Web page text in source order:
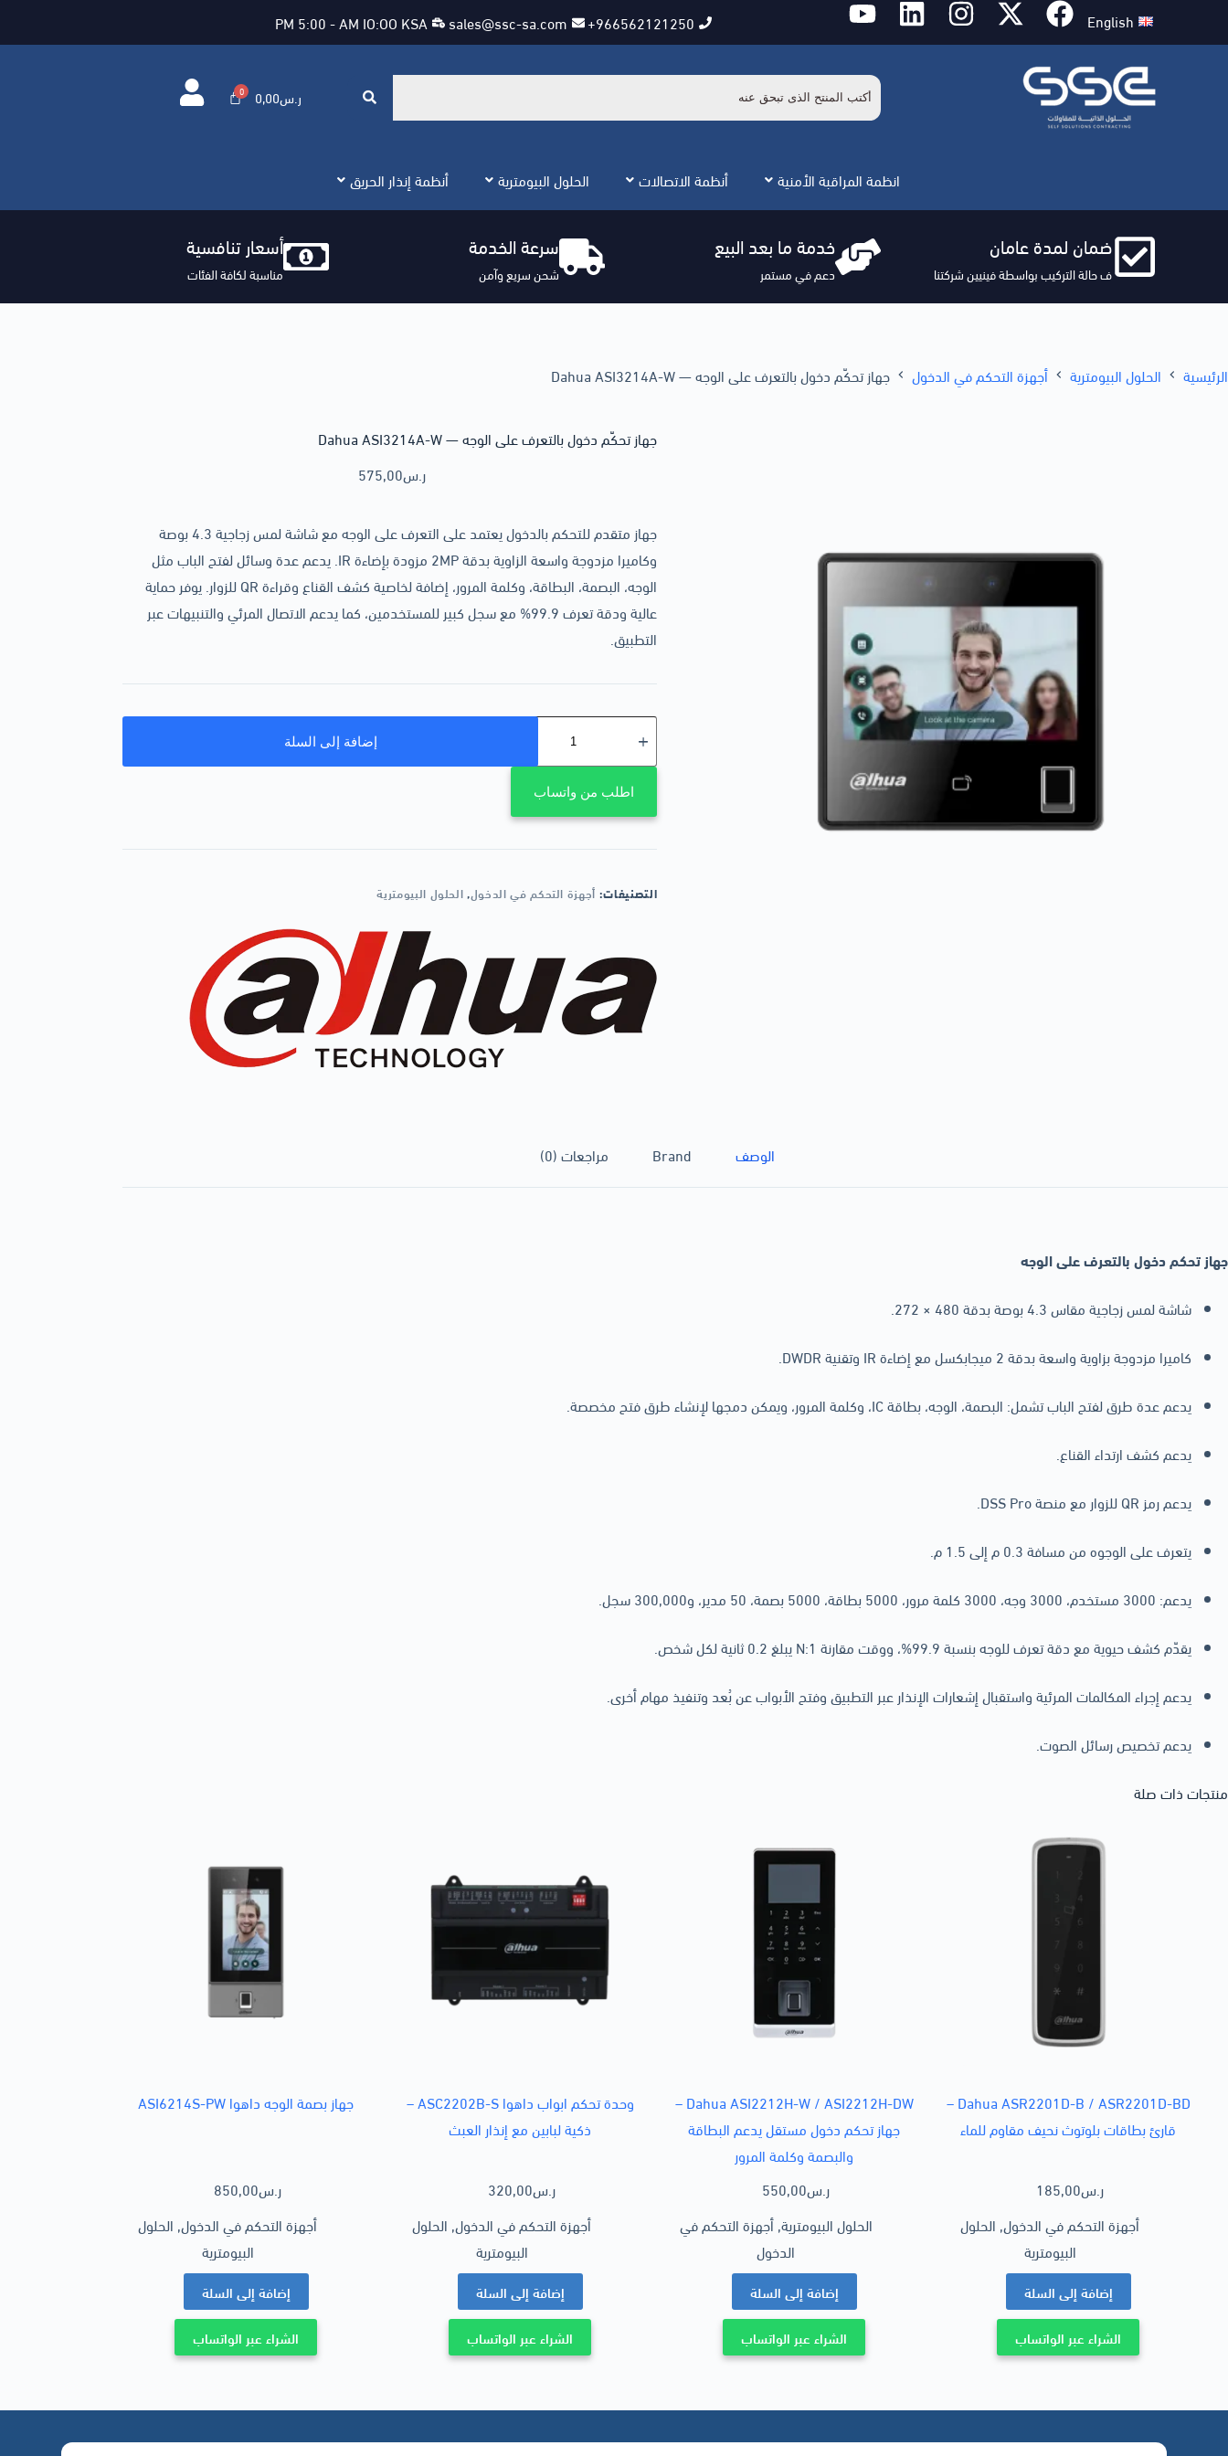
English
966562121250+
sales@ssc-sa.com
PM 5:00 - AM IO:OO KSA
0,00ر.س
انظمة المراقبة الأمنية أنظمة الاتصالات الحلول البيومترية أنظمة إنذار الحريق
ضمان لمدة عامان
ف حالة التركيب بواسطة فينيين شركتنا
خدمة ما بعد البيع
دعم في مستمر
سرعة الخدمة
شحن سريع وآمن
أسعار تنافسية
مناسبة لكافة الفئات
الرئيسية الحلول البيومترية أجهزة التحكم في الدخول جهاز تحكّم دخول بالتعرف على الوجه — Dahua ASI3214A-W
جهاز تحكّم دخول بالتعرف على الوجه — Dahua ASI3214A-W
575,00ر.س
جهاز متقدم للتحكم بالدخول يعتمد على التعرف على الوجه مع شاشة لمس زجاجية 4.3 بوصة
وكاميرا مزدوجة واسعة الزاوية بدقة 2MP مزودة بإضاءة IR. يدعم عدة وسائل لفتح الباب مثل
الوجه، البصمة، البطاقة، وكلمة المرور، إضافة لخاصية كشف القناع وقراءة QR للزوار. يوفر حماية
عالية ودقة تعرف 99.9% مع سجل كبير للمستخدمين، كما يدعم الاتصال المرئي والتنبيهات عبر
التطبيق.
إضافة إلى السلة
اطلب من واتساب
التصنيفات: أجهزة التحكم في الدخول,الحلول البيومترية
الوصف Brand مراجعات (0)
جهاز تحكم دخول بالتعرف على الوجه
شاشة لمس زجاجية مقاس 4.3 بوصة بدقة 480 × 272.
كاميرا مزدوجة بزاوية واسعة بدقة 2 ميجابكسل مع إضاءة IR وتقنية DWDR.
يدعم عدة طرق لفتح الباب تشمل: البصمة، الوجه، بطاقة IC، وكلمة المرور، ويمكن دمجها لإنشاء طرق فتح مخصصة.
يدعم كشف ارتداء القناع.
يدعم رمز QR للزوار مع منصة DSS Pro.
يتعرف على الوجوه من مسافة 0.3 م إلى 1.5 م.
يدعم: 3000 مستخدم، 3000 وجه، 3000 كلمة مرور، 5000 بطاقة، 5000 بصمة، 50 مدير، و300,000 سجل.
يقدّم كشف حيوية مع دقة تعرف للوجه بنسبة 99.9%، ووقت مقارنة 1:N يبلغ 0.2 ثانية لكل شخص.
يدعم إجراء المكالمات المرئية واستقبال إشعارات الإنذار عبر التطبيق وفتح الأبواب عن بُعد وتنفيذ مهام أخرى.
يدعم تخصيص رسائل الصوت.
منتجات ذات صلة
Dahua ASR2201D-B / ASR2201D-BD –
قارئ بطاقات بلوتوث نحيف مقاوم للماء
185,00ر.س
أجهزة التحكم في الدخول, الحلول
البيومترية
إضافة إلى السلة
الشراء عبر الواتساب
Dahua ASI2212H-W / ASI2212H-DW –
جهاز تحكم دخول مستقل يدعم البطاقة
والبصمة وكلمة المرور
550,00ر.س
الحلول البيومترية,أجهزة التحكم في
الدخول
إضافة إلى السلة
الشراء عبر الواتساب
وحدة تحكم ابواب داهوا ASC2202B-S –
ذكية لبابين مع إنذار العبث
320,00ر.س
أجهزة التحكم في الدخول, الحلول
البيومترية
إضافة إلى السلة
الشراء عبر الواتساب
جهاز بصمة الوجه داهوا ASI6214S-PW
850,00ر.س
أجهزة التحكم في الدخول, الحلول
البيومترية
إضافة إلى السلة
الشراء عبر الواتساب